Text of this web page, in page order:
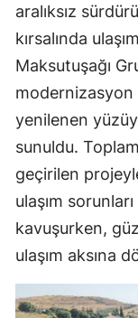
aralıksız
kırsalında
Maksutuşağı
modernizasyon
yenilenen
sunuldu.
geçirilen
ulaşım
kavuşurken,
ulaşım aksına